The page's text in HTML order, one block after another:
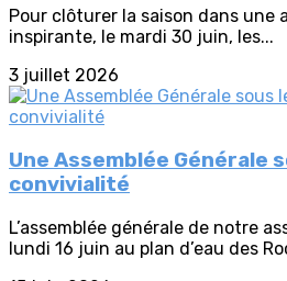
Pour clôturer la saison dans une
inspirante, le mardi 30 juin, les...
3 juillet 2026
Une Assemblée Générale
convivialité
L’assemblée générale de notre
lundi 16 juin au plan d’eau des